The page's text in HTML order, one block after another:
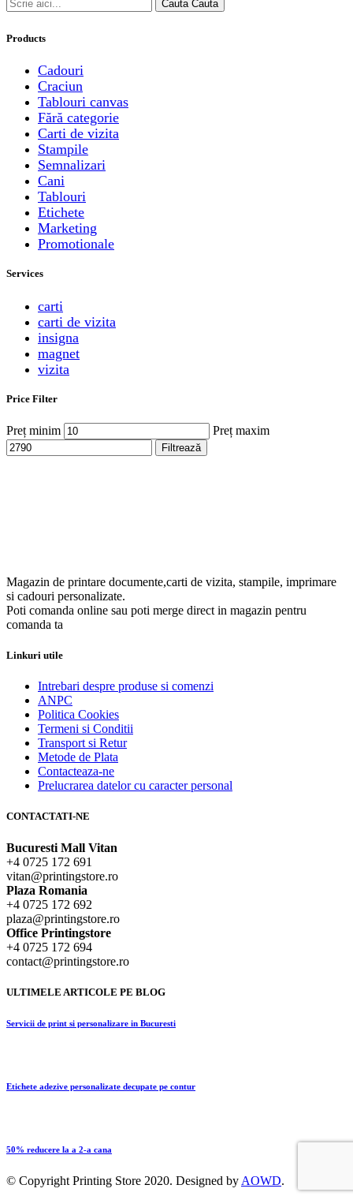
Cauta Cauta
Products
Cadouri
Craciun
Tablouri canvas
Fără categorie
Carti de vizita
Stampile
Semnalizari
Cani
Tablouri
Etichete
Marketing
Promotionale
Services
carti
carti de vizita
insigna
magnet
vizita
Price Filter
Preț minim Preț maxim
Filtrează
Magazin de printare documente,carti de vizita, stampile, imprimare
si cadouri personalizate.
Poti comanda online sau poti merge direct in magazin pentru
comanda ta
Linkuri utile
Intrebari despre produse si comenzi
ANPC
Politica Cookies
Termeni si Conditii
Transport si Retur
Metode de Plata
Contacteaza-ne
Prelucrarea datelor cu caracter personal
CONTACTATI-NE
Bucuresti Mall Vitan
+4 0725 172 691
vitan@printingstore.ro
Plaza Romania
+4 0725 172 692
plaza@printingstore.ro
Office Printingstore
+4 0725 172 694
contact@printingstore.ro
ULTIMELE ARTICOLE PE BLOG
Servicii de print si personalizare in Bucuresti
Etichete adezive personalizate decupate pe contur
50% reducere la a 2-a cana
© Copyright Printing Store 2020. Designed by AOWD.